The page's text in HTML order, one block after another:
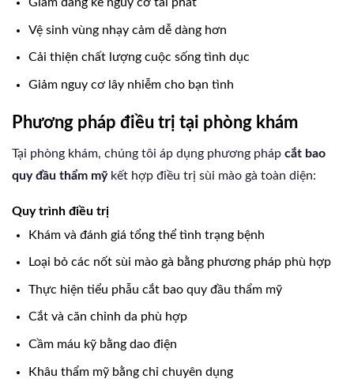
Giảm đáng kể nguy cơ tái phát
Vệ sinh vùng nhạy cảm dễ dàng hơn
Cải thiện chất lượng cuộc sống tình dục
Giảm nguy cơ lây nhiễm cho bạn tình
Phương pháp điều trị tại phòng khám
Tại phòng khám, chúng tôi áp dụng phương pháp cắt bao
quy đầu thẩm mỹkết hợp điều trị sùi mào gà toàn diện:
Quy trình điều trị
Khám và đánh giá tổng thể tình trạng bệnh
Loại bỏ các nốt sùi mào gà bằng phương pháp phù hợp
Thực hiện tiểu phẫu cắt bao quy đầu thẩm mỹ
Cắt và căn chỉnh da phù hợp
Cầm máu kỹ bằng dao điện
Khâu thẩm mỹ bằng chỉ chuyên dụng